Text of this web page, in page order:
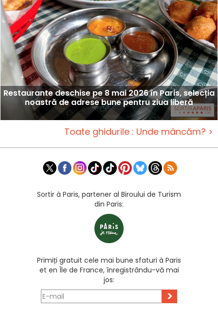
Restaurante deschise pe 8 mai 2026 în Paris, selecția
noastră de adrese bune pentru ziua liberă
Toate ghidurile : Unde mâncăm? >
Sortir à Paris, partener al Biroului de Turism
din Paris:
Primiți gratuit cele mai bune sfaturi à Paris
et en Île de France, înregistrându-vă mai
jos:
>